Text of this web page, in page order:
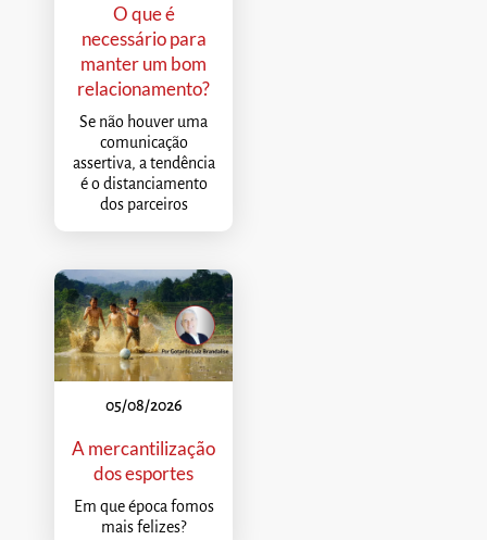
O que é
necessário para
manter um bom
relacionamento?
Se não houver uma
comunicação
assertiva, a tendência
é o distanciamento
dos parceiros
05/08/2026
A mercantilização
dos esportes
Em que época fomos
mais felizes?